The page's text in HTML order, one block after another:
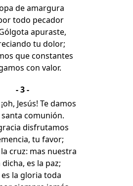
de amargura
todo pecador
apuraste,
tu dolor;
que constantes
con valor.
- 3 -
Jesús! Te damos
comunión.
disfrutamos
tu favor;
cruz: mas nuestra
dicha, es la paz;
la gloria toda